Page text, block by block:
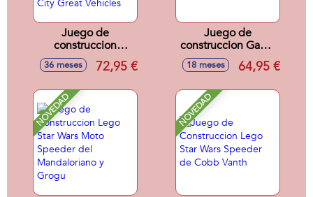
Juego de
construccion
Remix: Avión,
Camión Técnico Y
Lego City Great
Vehicles
36 meses 72,95 €
Juego de
construccion Game
Boy™ Lego Super
Mario
18 meses 64,95 €
NOVEDAD NOVEDAD